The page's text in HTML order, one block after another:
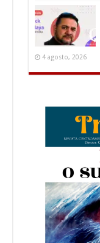
4 agosto, 2026